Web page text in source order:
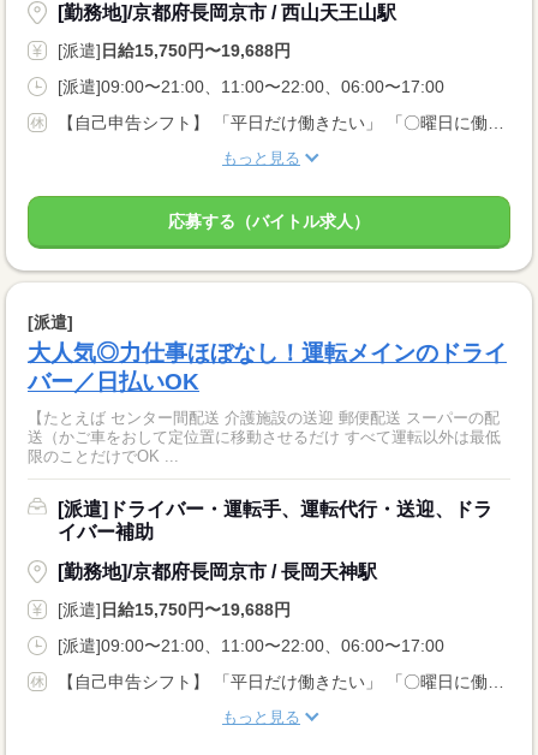
[勤務地]/京都府長岡京市 / 西山天王山駅
[派遣]日給15,750円〜19,688円
[派遣]09:00〜21:00、11:00〜22:00、06:00〜17:00
もっと見る
応募する（バイトル求人）
[派遣]
大人気◎力仕事ほぼなし！運転メインのドライ
バー／日払いOK
【たとえば センター間配送 介護施設の送迎 郵便配送 スーパーの配
送（かご車をおして定位置に移動させるだけ すべて運転以外は最低
限のことだけでOK ...
[派遣]ドライバー・運転手、運転代行・送迎、ドラ
イバー補助
[勤務地]/京都府長岡京市 / 長岡天神駅
[派遣]日給15,750円〜19,688円
[派遣]09:00〜21:00、11:00〜22:00、06:00〜17:00
もっと見る